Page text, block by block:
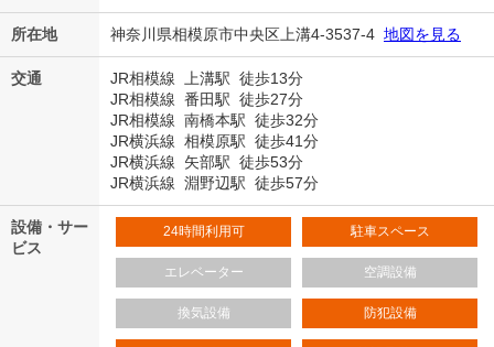
所在地 神奈川県相模原市中央区上溝4-3537-4 地図を見る
交通
JR相模線 上溝駅 徒歩13分
JR相模線 番田駅 徒歩27分
JR相模線 南橋本駅 徒歩32分
JR横浜線 相模原駅 徒歩41分
JR横浜線 矢部駅 徒歩53分
JR横浜線 淵野辺駅 徒歩57分
設備・サー
ビス
24時間利用可 駐車スペース
エレベーター 空調設備
換気設備 防犯設備